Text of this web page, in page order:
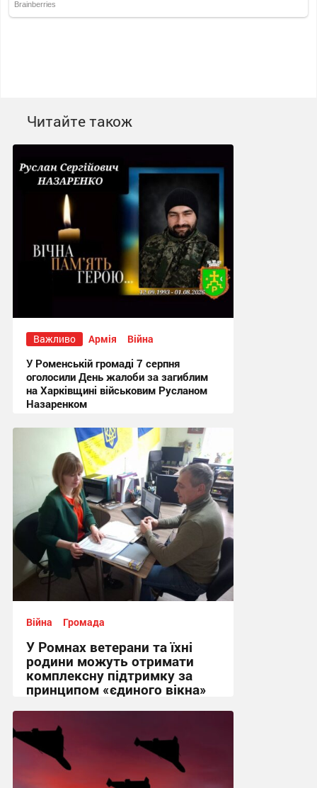
Читайте також
Важливо Армія Війна
У Роменській громаді 7 серпня
оголосили День жалоби за загиблим
на Харківщині військовим Русланом
Назаренком
17:49 вчора
Війна Громада
У Ромнах ветерани та їхні
родини можуть отримати
комплексну підтримку за
принципом «єдиного вікна»
14:00 вчора